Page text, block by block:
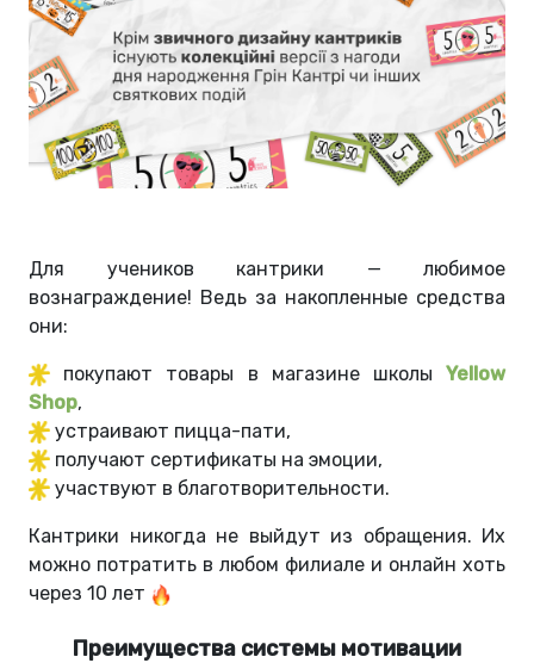
Для учеников кантрики — любимое
вознаграждение! Ведь за накопленные средства
они:
покупают товары в магазине школыYellow
Shop,
устраивают пицца-пати,
получают сертификаты на эмоции,
участвуют в благотворительности.
Кантрики никогда не выйдут из обращения. Их
можно потратить в любом филиале и онлайн хоть
через 10 лет
Преимущества системы мотивации